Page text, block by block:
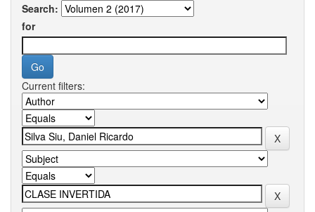
Search:
for
Current filters: